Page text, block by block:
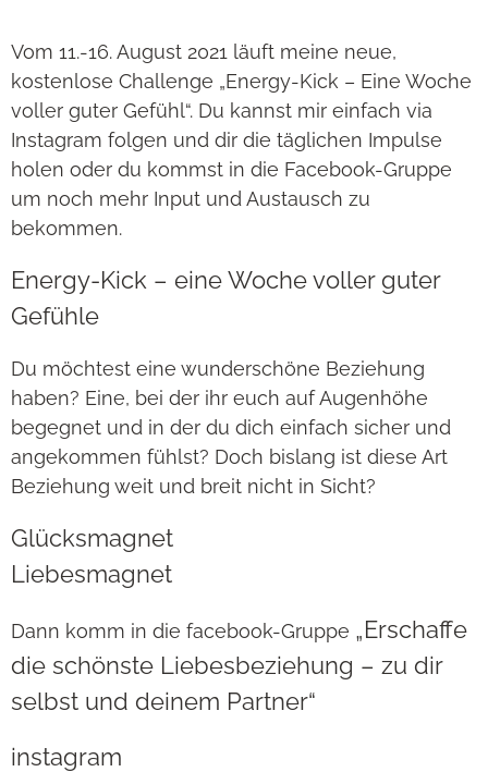
Vom 11.-16. August 2021 läuft meine neue,
kostenlose Challenge „Energy-Kick – Eine Woche
voller guter Gefühl“. Du kannst mir einfach via
Instagram folgen und dir die täglichen Impulse
holen oder du kommst in die Facebook-Gruppe
um noch mehr Input und Austausch zu
bekommen.
Energy-Kick – eine Woche voller guter
Gefühle
Du möchtest eine wunderschöne Beziehung
haben? Eine, bei der ihr euch auf Augenhöhe
begegnet und in der du dich einfach sicher und
angekommen fühlst? Doch bislang ist diese Art
Beziehung weit und breit nicht in Sicht?
Glücksmagnet
Liebesmagnet
Dann komm in die facebook-Gruppe „Erschaffe
die schönste Liebesbeziehung – zu dir
selbst und deinem Partner“
instagram